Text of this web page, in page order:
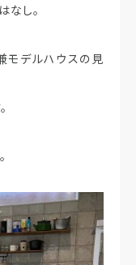
なし。
モデルハウスの見